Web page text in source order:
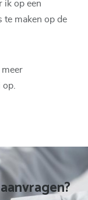
ik op een
te maken op de